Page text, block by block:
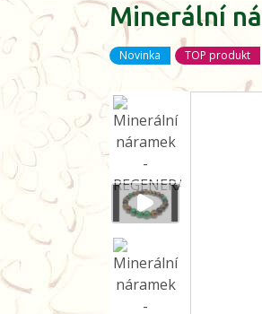
Minerální
Novinka TOP produkt